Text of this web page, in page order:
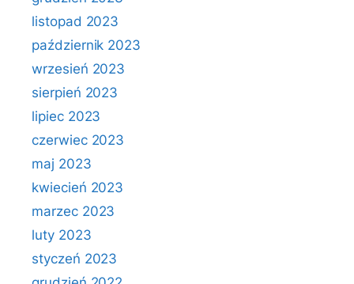
listopad 2023
październik 2023
wrzesień 2023
sierpień 2023
lipiec 2023
czerwiec 2023
maj 2023
kwiecień 2023
marzec 2023
luty 2023
styczeń 2023